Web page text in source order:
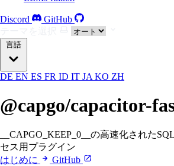
Discord
GitHub
言語
DE EN ES FR ID IT JA KO ZH
@capgo/capacitor-
__CAPGO_KEEP_0__の高速化された
セス用プラグイン
はじめに
GitHub